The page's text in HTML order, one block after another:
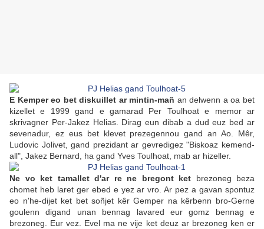
E Kemper eo bet diskuillet ar mintin-mañ an delwenn a oa bet
kizellet e 1999 gand e gamarad Per Toulhoat e memor ar
skrivagner Per-Jakez Helias. Dirag eun dibab a dud euz bed ar
sevenadur, ez eus bet klevet prezegennou gand an Ao. Mêr,
Ludovic Jolivet, gand prezidant ar gevredigez "Biskoaz kemend-
all", Jakez Bernard, ha gand Yves Toulhoat, mab ar hizeller.
Ne vo ket tamallet d'ar re ne bregont ket brezoneg beza
chomet heb laret ger ebed e yez ar vro. Ar pez a gavan spontuz
eo n'he-dijet ket bet soñjet kêr Gemper na kêrbenn bro-Gerne
goulenn digand unan bennag lavared eur gomz bennag e
brezoneg. Eur vez. Evel ma ne vije ket deuz ar brezoneg ken er